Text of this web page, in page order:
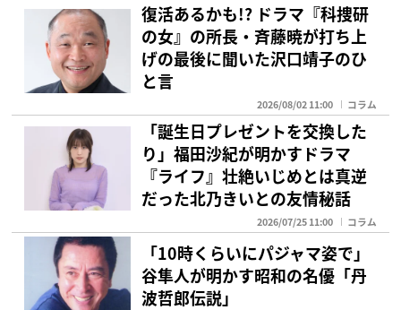
復活あるかも!? ドラマ『科捜研
の女』の所長・斉藤暁が打ち上
げの最後に聞いた沢口靖子のひ
と言
2026/08/02 11:00 コラム
「誕生日プレゼントを交換した
り」福田沙紀が明かすドラマ
『ライフ』壮絶いじめとは真逆
だった北乃きいとの友情秘話
2026/07/25 11:00 コラム
「10時くらいにパジャマ姿で」
谷隼人が明かす昭和の名優「丹
波哲郎伝説」